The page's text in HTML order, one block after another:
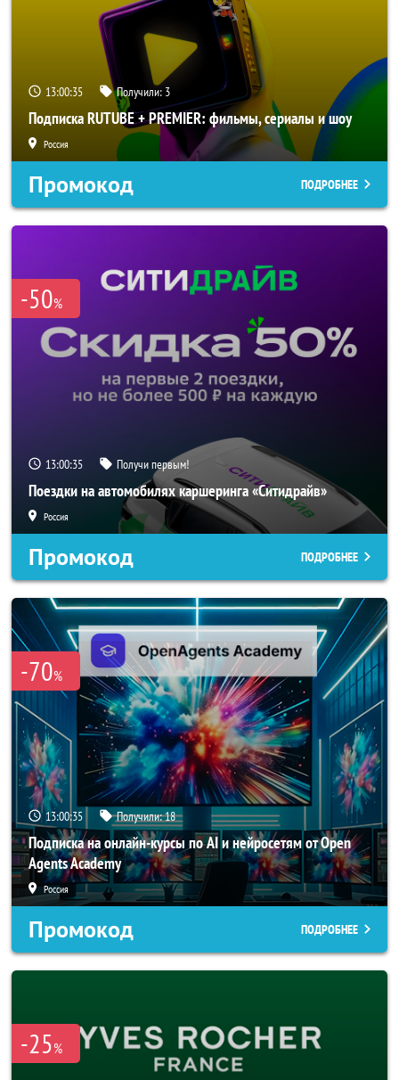
13:00:33 Получили: 3
Подписка RUTUBE + PREMIER: фильмы, сериалы и шоу
Россия
Промокод ПОДРОБНЕЕ
-50%
13:00:33 Получи первым!
Поездки на автомобилях каршеринга «Ситидрайв»
Россия
Промокод ПОДРОБНЕЕ
-70%
13:00:33 Получили:18
Подписка на онлайн-курсы по AI и нейросетям от Open
Agents Academy
Россия
Промокод ПОДРОБНЕЕ
-25%